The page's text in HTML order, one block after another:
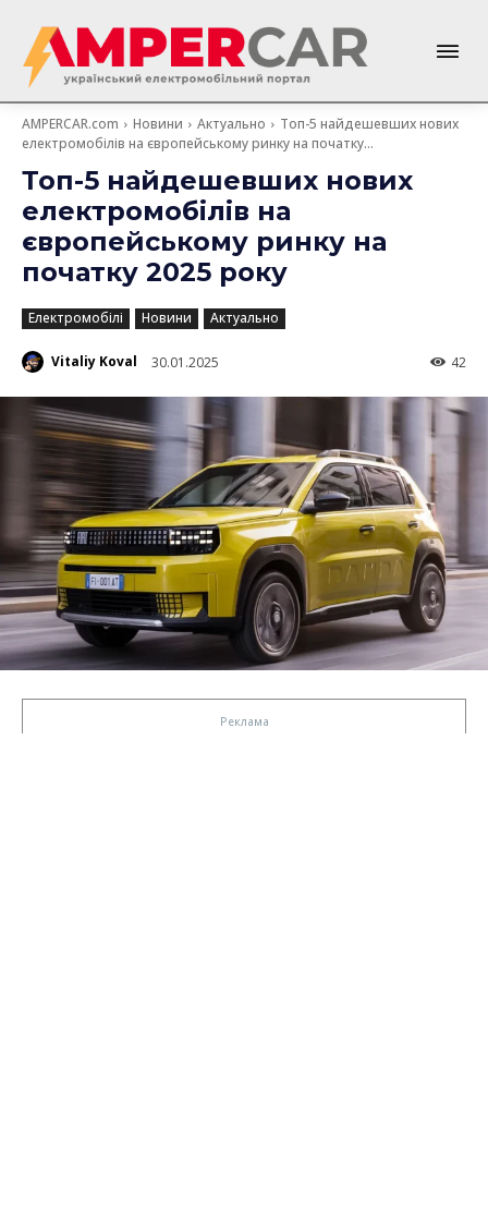
AMPERCAR.com Новини Актуально
Топ-5 найдешевших нових
електромобілів на європейському ринку на початку...
Топ-5 найдешевших нових
електромобілів на
європейському ринку на
початку 2025 року
Електромобілі Новини Актуально
Vitaliy Koval 30.01.2025 42